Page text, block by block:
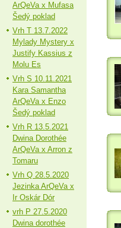
ArQeVa x Mufasa
Šedý poklad
Vrh T 13.7.2022
Mylady Mystery x
Justify Kassius z
Molu Es
Vrh S 10.11.2021
Kara Samantha
ArQeVa x Enzo
Šedý poklad
Vrh R 13.5.2021
Dwina Dorothée
ArQeVa x Arron z
Tomaru
Vrh Q 28.5.2020
Jezinka ArQeVa x
Ir Oskár Dór
vrh P 27.5.2020
Dwina dorothée